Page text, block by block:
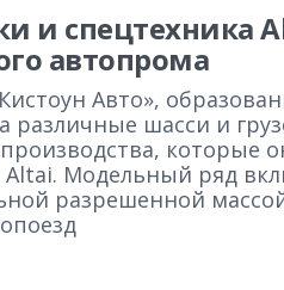
и спецтехника
автопрома
Авто»,
различные шасси и
которые
Модельный ряд
разрешенной